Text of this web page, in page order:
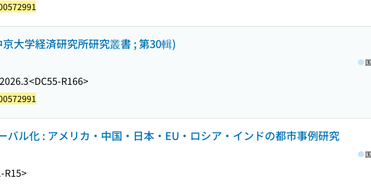
大学経済研究所研究叢書 ; 第30輯)
2026.3<DC55-R166>
バル化 : アメリカ・中国・日本・EU・ロシア・インドの都市事例研究
R15>